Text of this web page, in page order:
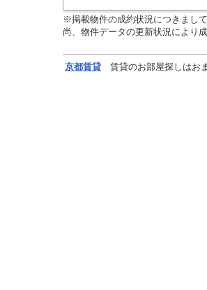
※掲載物件の成約状況につきまし
尚、物件データの更新状況により
京都賃貸 賃貸のお部屋探しはお